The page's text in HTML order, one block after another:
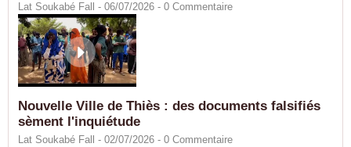
Lat Soukabé Fall - 06/07/2026 - 0 Commentaire
Nouvelle Ville de Thiès : des documents falsifiés
sèment l'inquiétude
Lat Soukabé Fall - 02/07/2026 - 0 Commentaire